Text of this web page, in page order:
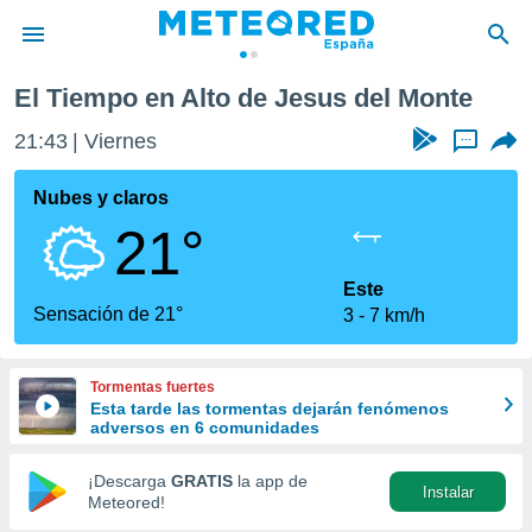
de
por
que se
calidad.
a este
las
y
forma
digital
basada
El Tiempo en Alto de Jesus del Monte
21:43 Viernes ...
Nubes y claros
21°
Sensación de 21°
Este
3
7 km/h
Tormentas fuertes
Esta tarde las tormentas dejarán fenómenos
adversos en 6 comunidades
¡Descarga GRATIS la app de
Meteored!
Instalar